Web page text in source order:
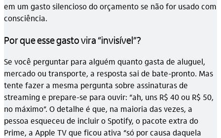
em um gasto silencioso do orçamento se não for usado com
consciência.
Por que esse gasto vira “invisível”?
Se você perguntar para alguém quanto gasta de aluguel,
mercado ou transporte, a resposta sai de bate-pronto. Mas
tente fazer a mesma pergunta sobre assinaturas de
streaming e prepare-se para ouvir: “ah, uns R$ 40 ou R$ 50,
no máximo”. O detalhe é que, na maioria das vezes, a
pessoa esqueceu de incluir o Spotify, o pacote extra do
Prime, a Apple TV que ficou ativa “só por causa daquela